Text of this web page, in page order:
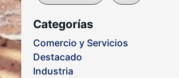
Categorías
Comercio y Servicios
Destacado
Industria